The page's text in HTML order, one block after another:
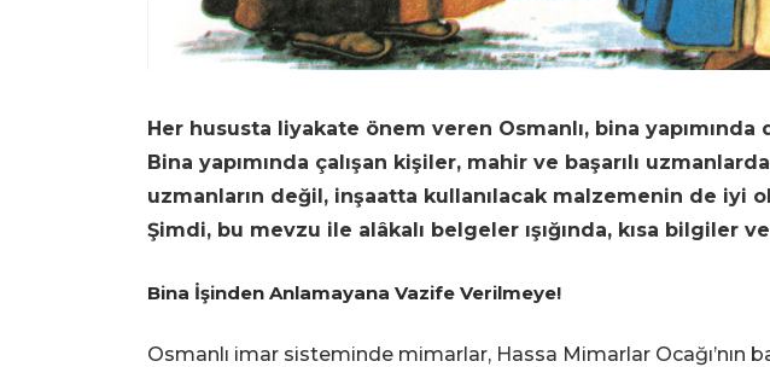
Her hususta liyakate önem veren Osmanlı, bina
Bina yapımında çalışan kişiler, mahir ve başarılı
uzmanların değil, inşaatta kullanılacak malzemenin de iyi
Şimdi, bu mevzu ile alâkalı belgeler ışığında, kısa bilgiler
Bina İşinden Anlamayana Vazife Verilmeye!
Osmanlı imar sisteminde mimarlar, Hassa Mimarlar Ocağı’nın